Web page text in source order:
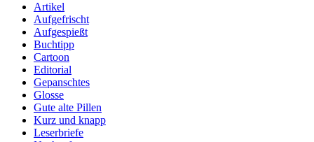
Artikel
Aufgefrischt
Aufgespießt
Buchtipp
Cartoon
Editorial
Gepanschtes
Glosse
Gute alte Pillen
Kurz und knapp
Leserbriefe